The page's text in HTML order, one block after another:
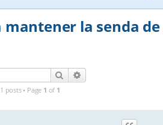
e
a
la senda de
Search
posts • Page 1 of 1